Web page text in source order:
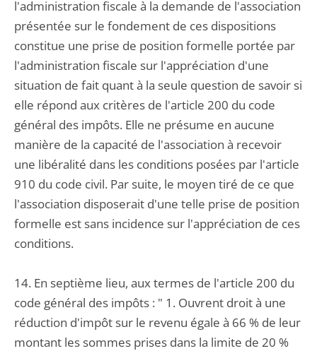
l'administration fiscale à la demande de l'association
présentée sur le fondement de ces dispositions
constitue une prise de position formelle portée par
l'administration fiscale sur l'appréciation d'une
situation de fait quant à la seule question de savoir si
elle répond aux critères de l'article 200 du code
général des impôts. Elle ne présume en aucune
manière de la capacité de l'association à recevoir
une libéralité dans les conditions posées par l'article
910 du code civil. Par suite, le moyen tiré de ce que
l'association disposerait d'une telle prise de position
formelle est sans incidence sur l'appréciation de ces
conditions.
14. En septième lieu, aux termes de l'article 200 du
code général des impôts : " 1. Ouvrent droit à une
réduction d'impôt sur le revenu égale à 66 % de leur
montant les sommes prises dans la limite de 20 %